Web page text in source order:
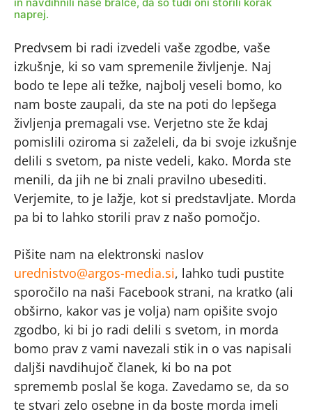
naprej.
Predvsem bi radi izvedeli vaše zgodbe, vaše
izkušnje, ki so vam spremenile življenje. Naj
bodo te lepe ali težke, najbolj veseli bomo, ko
nam boste zaupali, da ste na poti do lepšega
življenja premagali vse. Verjetno ste že kdaj
pomislili oziroma si zaželeli, da bi svoje izkušnje
delili s svetom, pa niste vedeli, kako. Morda ste
menili, da jih ne bi znali pravilno ubesediti.
Verjemite, to je lažje, kot si predstavljate. Morda
pa bi to lahko storili prav z našo pomočjo.
Pišite nam na elektronski naslov
urednistvo@argos-media.si, lahko tudi pustite
sporočilo na naši Facebook strani, na kratko (ali
obširno, kakor vas je volja) nam opišite svojo
zgodbo, ki bi jo radi delili s svetom, in morda
bomo prav z vami navezali stik in o vas napisali
daljši navdihujoč članek, ki bo na pot
sprememb poslal še koga. Zavedamo se, da so
te stvari zelo osebne in da boste morda imeli